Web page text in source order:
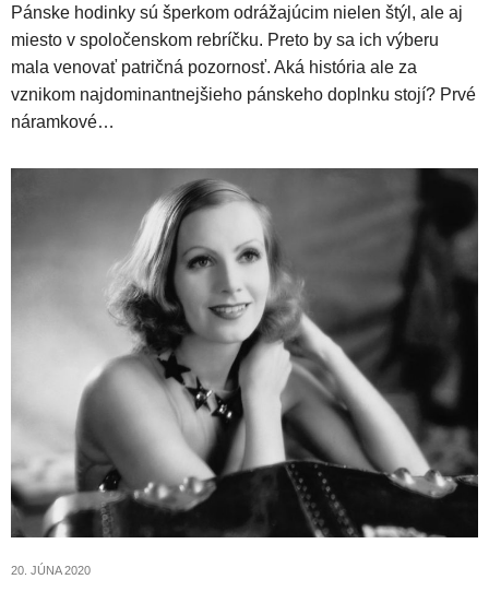
Pánske hodinky sú šperkom odrážajúcim nielen štýl, ale aj
miesto v spoločenskom rebríčku. Preto by sa ich výberu
mala venovať patričná pozornosť. Aká história ale za
vznikom najdominantnejšieho pánskeho doplnku stojí? Prvé
náramkové…
20. JÚNA 2020